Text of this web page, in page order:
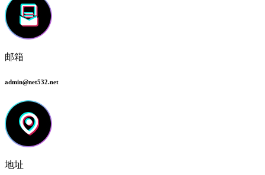
邮箱
admin@net532.net
地址